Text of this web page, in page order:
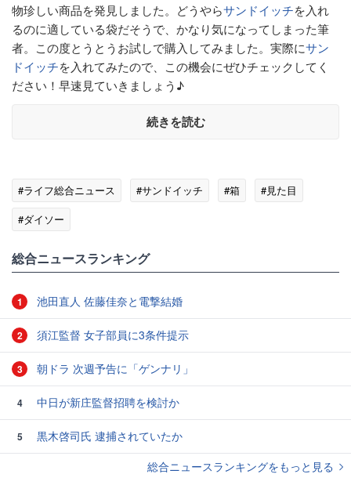
物珍しい商品を発見しました。どうやらサンドイッチを入れ
るのに適している袋だそうで、かなり気になってしまった筆
者。この度とうとうお試しで購入してみました。実際にサン
ドイッチを入れてみたので、この機会にぜひチェックしてく
ださい！早速見ていきましょう♪
続きを読む
#ライフ総合ニュース #サンドイッチ #箱
#見た目
#ダイソー
総合ニュースランキング
1 池田直人 佐藤佳奈と電撃結婚
2 須江監督 女子部員に3条件提示
3 朝ドラ 次週予告に「ゲンナリ」
4 中日が新庄監督招聘を検討か
5
黒木啓司氏 逮捕されていたか
総合ニュースランキングをもっと見る